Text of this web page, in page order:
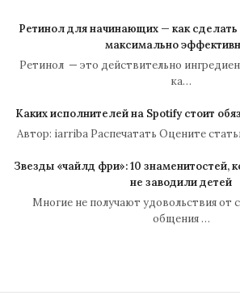
Ретинол для начинающих — как сделать
максимально
Ретинол — это действительно
ка…
Каких исполнителей на Spotify стоит
Автор: iarriba Распечатать Оцените
Звезды «чайлд фри»: 10 знаменитостей,
не заводили детей
Многие не получают удовольствия от
общения …